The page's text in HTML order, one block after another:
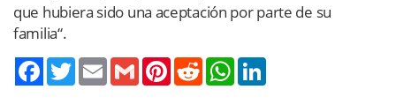
que hubiera sido una aceptación por parte de su
familia“.
TwitterEmail Gmail PinterestReddit WhatsApp